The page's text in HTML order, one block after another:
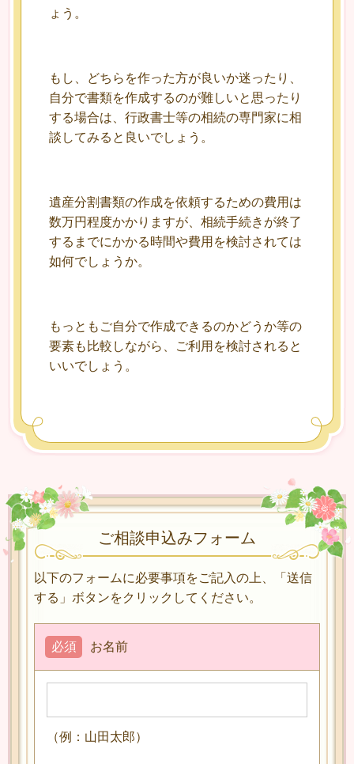
ょう。
もし、どちらを作った方が良いか迷ったり、
自分で書類を作成するのが難しいと思ったり
する場合は、行政書士等の相続の専門家に相
談してみると良いでしょう。
遺産分割書類の作成を依頼するための費用は
数万円程度かかりますが、相続手続きが終了
するまでにかかる時間や費用を検討されては
如何でしょうか。
もっともご自分で作成できるのかどうか等の
要素も比較しながら、ご利用を検討されると
いいでしょう。
ご相談申込みフォーム
以下のフォームに必要事項をご記入の上、「送信
する」ボタンをクリックしてください。
お名前
必須
（例：山田太郎）